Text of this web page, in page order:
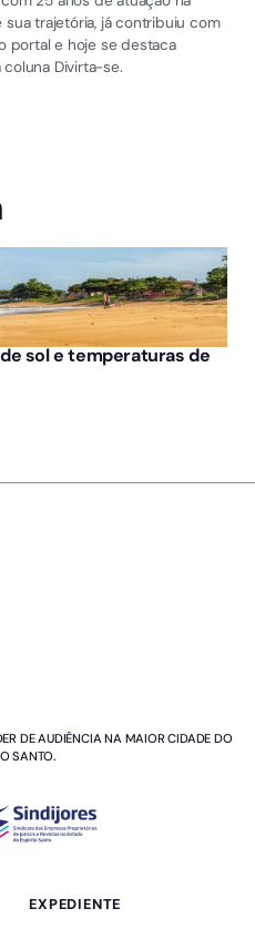
trajetória, já contribuiu com
portal e hoje se destaca
Divirta-se.
sol e temperaturas de
DE AUDIÊNCIA NA MAIOR CIDADE DO
SANTO.
EXPEDIENTE